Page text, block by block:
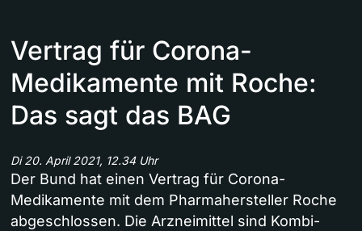
Vertrag für Corona-
Medikamente mit Roche:
Das sagt das BAG
Di 20. April 2021, 12.34 Uhr
Der Bund hat einen Vertrag für Corona-
Medikamente mit dem Pharmahersteller Roche
abgeschlossen. Die Arzneimittel sind Kombi-